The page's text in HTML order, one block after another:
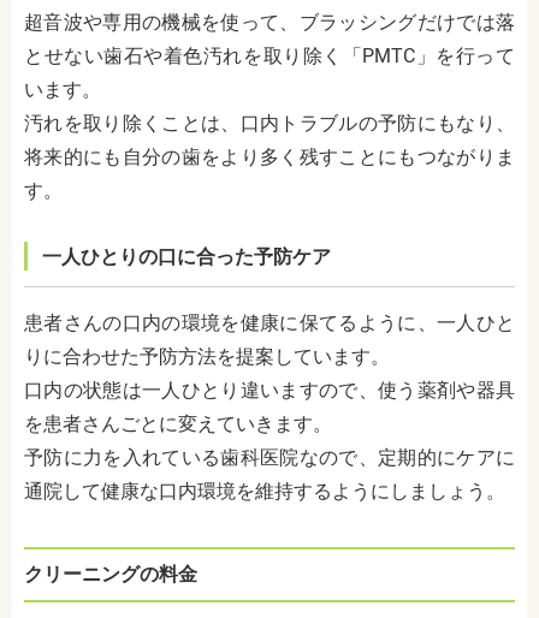
超音波や専用の機械を使って、ブラッシングだけでは落
とせない歯石や着色汚れを取り除く「PMTC」を行って
います。
汚れを取り除くことは、口内トラブルの予防にもなり、
将来的にも自分の歯をより多く残すことにもつながりま
す。
一人ひとりの口に合った予防ケア
患者さんの口内の環境を健康に保てるように、一人ひと
りに合わせた予防方法を提案しています。
口内の状態は一人ひとり違いますので、使う薬剤や器具
を患者さんごとに変えていきます。
予防に力を入れている歯科医院なので、定期的にケアに
通院して健康な口内環境を維持するようにしましょう。
クリーニングの料金